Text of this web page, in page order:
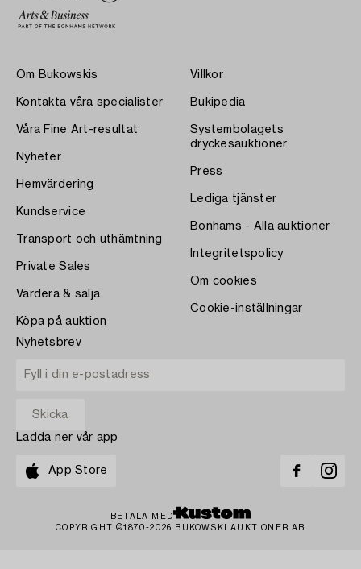
Om Bukowskis
Kontakta våra specialister
Våra Fine Art-resultat
Nyheter
Hemvärdering
Kundservice
Transport och uthämtning
Private Sales
Värdera & sälja
Köpa på auktion
Villkor
Bukipedia
Systembolagets
dryckesauktioner
Press
Lediga tjänster
Bonhams - Alla auktioner
Integritetspolicy
Om cookies
Cookie-inställningar
Nyhetsbrev
Ladda ner vår app
App Store
BETALA MED
COPYRIGHT ©1870-2026 BUKOWSKI AUKTIONER AB